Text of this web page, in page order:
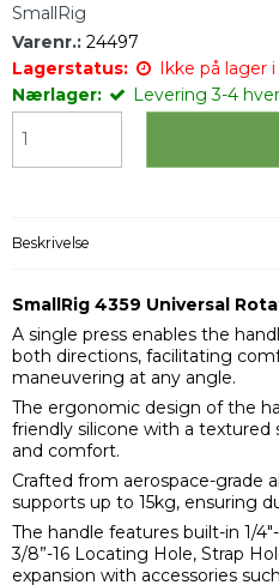
SmallRig
Varenr.: 24497
Lagerstatus:
Ikke på lager
Nærlager:
Levering 3-4
Beskrivelse
SmallRig 4359 Universal
A single press enables the
both directions, facilitating
maneuvering at any angle.
The ergonomic design of the
friendly silicone with a textured
and comfort.
Crafted from aerospace-grade
supports up to 15kg, ensuring
The handle features built-in 1/
3/8”-16 Locating Hole, Strap
expansion with accessories